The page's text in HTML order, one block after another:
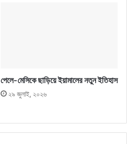
পেলে-মেসিকে ছাড়িয়ে ইয়ামালের নতুন ইতিহাস
২৯ জুলাই, ২০২৬